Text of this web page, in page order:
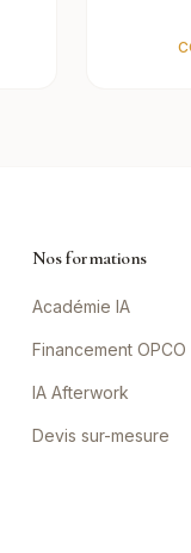
Nos formations
Académie IA
Financement OPCO
IA Afterwork
Devis sur-mesure